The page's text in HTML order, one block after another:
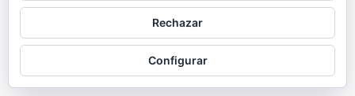
Rechazar
Configurar